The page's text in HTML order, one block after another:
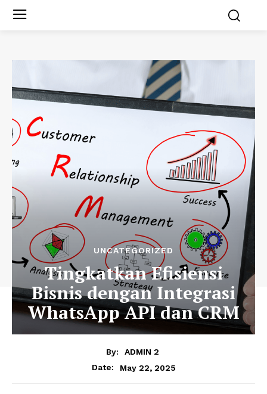
UNCATEGORIZED
Tingkatkan Efisiensi
Bisnis dengan Integrasi
WhatsApp API dan CRM
By:
ADMIN 2
Date:
May 22, 2025